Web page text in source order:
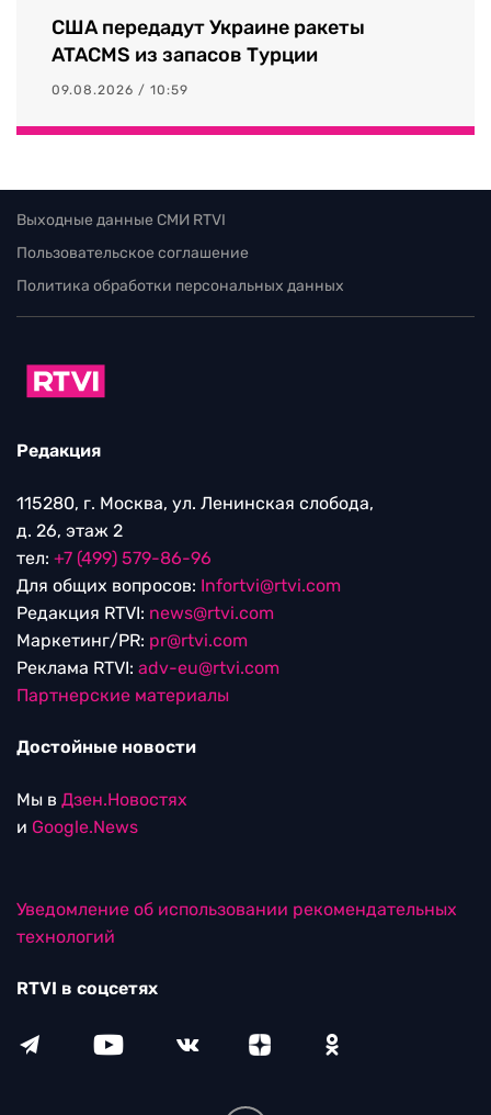
США передадут Украине ракеты
ATACMS из запасов Турции
09.08.2026 / 10:59
Выходные данные СМИ RTVI
Пользовательское соглашение
Политика обработки персональных данных
Редакция
115280, г. Москва, ул. Ленинская слобода,
д. 26, этаж 2
тел: +7 (499) 579-86-96
Для общих вопросов: Infortvi@rtvi.com
Редакция RTVI: news@rtvi.com
Маркетинг/PR: pr@rtvi.com
Реклама RTVI: adv-eu@rtvi.com
Партнерские материалы
Достойные новости
Мы в Дзен.Новостях
и Google.News
Уведомление об использовании рекомендательных
технологий
RTVI в соцсетях